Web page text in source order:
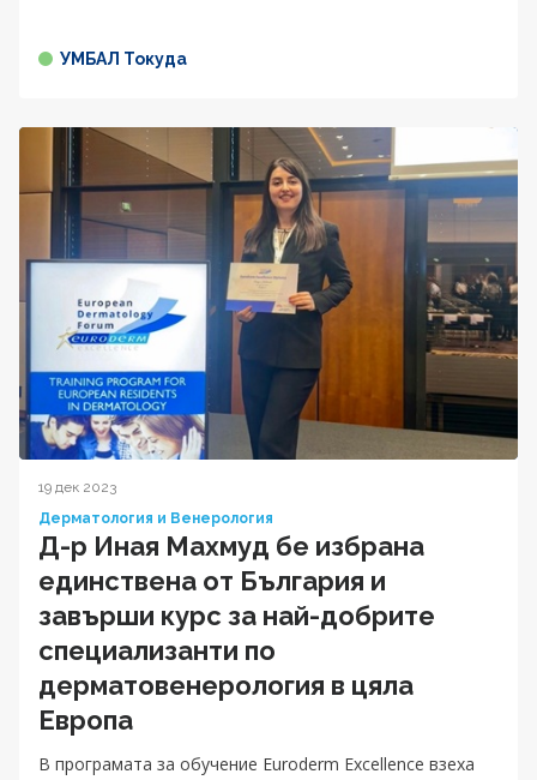
УМБАЛ Токуда
19 дек 2023
Дерматология и Венерология
Д-р Иная Махмуд бе избрана
единствена от България и
завърши курс за най-добрите
специализанти по
дерматовенерология в цяла
Европа
В програмата за обучение Euroderm Excellence взеха